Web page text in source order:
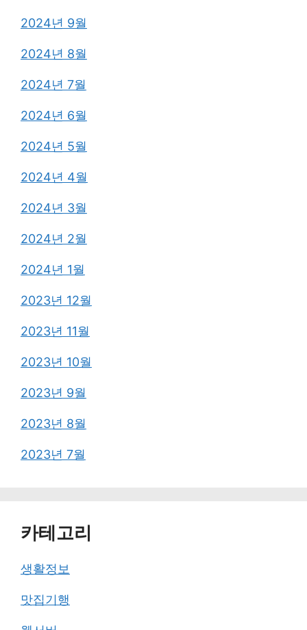
2024년 9월
2024년 8월
2024년 7월
2024년 6월
2024년 5월
2024년 4월
2024년 3월
2024년 2월
2024년 1월
2023년 12월
2023년 11월
2023년 10월
2023년 9월
2023년 8월
2023년 7월
카테고리
생활정보
맛집기행